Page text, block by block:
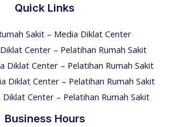
Quick Links
Sakit – Media Diklat Center
Center – Pelatihan Rumah Sakit
Diklat Center – Pelatihan Rumah Sakit
Diklat Center – Pelatihan Rumah Sakit
Center – Pelatihan Rumah Sakit
Business Hours